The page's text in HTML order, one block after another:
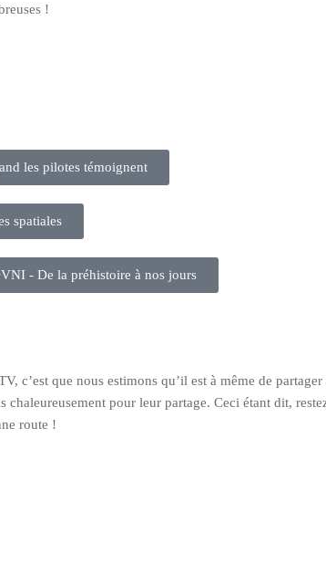
!
les pilotes témoignent
spatiales
- De la préhistoire à nos jours
c’est que nous estimons qu’il est à même de
pour leur partage. Ceci étant dit,
route !